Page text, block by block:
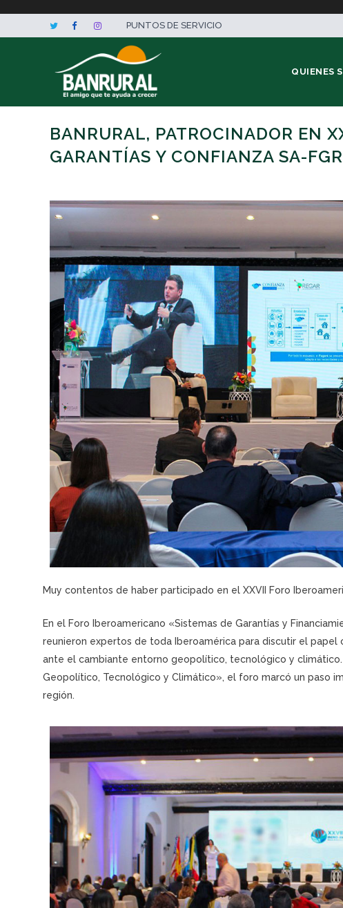
PUNTOS DE SERVICIO
QUIENES
BANRURAL, PATROCINADOR EN
GARANTÍAS Y CONFIANZA SA-FGR
Muy contentos de haber participado en el XXVII Foro
En el Foro Iberoamericano «Sistemas de Garantías y
reunieron expertos de toda Iberoamérica para discutir el papel
ante el cambiante entorno geopolítico, tecnológico y
Geopolítico, Tecnológico y Climático», el foro marcó un paso
región.